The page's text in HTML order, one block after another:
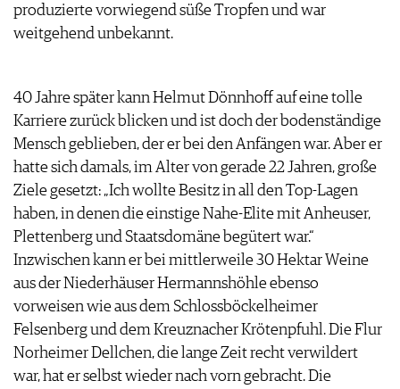
ABO
WEINSUCHE
REDAKTION
WERBUNG
IMPRESSUM
produzierte vorwiegend süße Tropfen und war
weitgehend unbekannt.
40 Jahre später kann Helmut Dönnhoff auf eine tolle
Karriere zurück blicken und ist doch der bodenständige
Mensch geblieben, der er bei den Anfängen war. Aber er
hatte sich damals, im Alter von gerade 22 Jahren, große
Ziele gesetzt: „Ich wollte Besitz in all den Top-Lagen
haben, in denen die einstige Nahe-Elite mit Anheuser,
Plettenberg und Staatsdomäne begütert war.“
Inzwischen kann er bei mittlerweile 30 Hektar Weine
aus der Niederhäuser Hermannshöhle ebenso
vorweisen wie aus dem Schlossböckelheimer
Felsenberg und dem Kreuznacher Krötenpfuhl. Die Flur
Norheimer Dellchen, die lange Zeit recht verwildert
war, hat er selbst wieder nach vorn gebracht. Die